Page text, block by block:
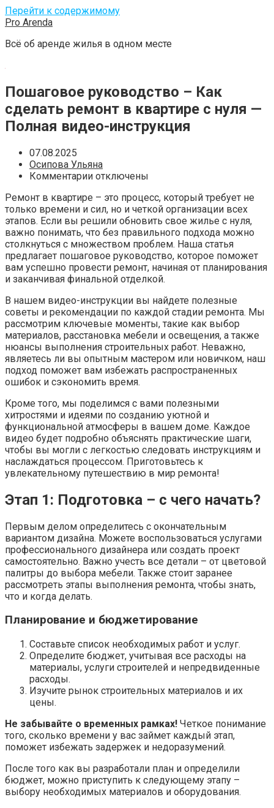
Перейти к содержимому
Pro Arenda
Всё об аренде жилья в одном месте
Пошаговое руководство – Как
сделать ремонт в квартире с нуля —
Полная видео-инструкция
07.08.2025
Осипова Ульяна
Комментарии отключены
Ремонт в квартире – это процесс, который требует не
только времени и сил, но и четкой организации всех
этапов. Если вы решили обновить свое жилье с нуля,
важно понимать, что без правильного подхода можно
столкнуться с множеством проблем. Наша статья
предлагает пошаговое руководство, которое поможет
вам успешно провести ремонт, начиная от планирования
и заканчивая финальной отделкой.
В нашем видео-инструкции вы найдете полезные
советы и рекомендации по каждой стадии ремонта. Мы
рассмотрим ключевые моменты, такие как выбор
материалов, расстановка мебели и освещения, а также
нюансы выполнения строительных работ. Неважно,
являетесь ли вы опытным мастером или новичком, наш
подход поможет вам избежать распространенных
ошибок и сэкономить время.
Кроме того, мы поделимся с вами полезными
хитростями и идеями по созданию уютной и
функциональной атмосферы в вашем доме. Каждое
видео будет подробно объяснять практические шаги,
чтобы вы могли с легкостью следовать инструкциям и
наслаждаться процессом. Приготовьтесь к
увлекательному путешествию в мир ремонта!
Этап 1: Подготовка – с чего начать?
Первым делом определитесь с окончательным
вариантом дизайна. Можете воспользоваться услугами
профессионального дизайнера или создать проект
самостоятельно. Важно учесть все детали – от цветовой
палитры до выбора мебели. Также стоит заранее
рассмотреть этапы выполнения ремонта, чтобы знать,
что и когда делать.
Планирование и бюджетирование
Составьте список необходимых работ и услуг.
Определите бюджет, учитывая все расходы на
материалы, услуги строителей и непредвиденные
расходы.
Изучите рынок строительных материалов и их
цены.
Не забывайте о временных рамках! Четкое понимание
того, сколько времени у вас займет каждый этап,
поможет избежать задержек и недоразумений.
После того как вы разработали план и определили
бюджет, можно приступить к следующему этапу –
выбору необходимых материалов и оборудования.